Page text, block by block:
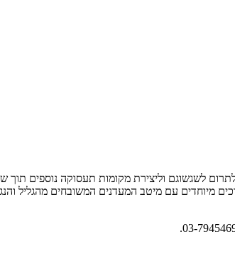
לשגשוגם וליצירת מקומות תעסוקה נוספים תוך
מיוחדים עם מיטב המעדנים המשובחים מהגליל